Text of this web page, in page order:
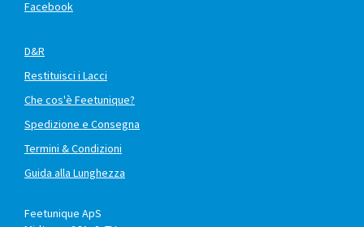
Facebook
D&R
Restituisci i Lacci
Che cos'è Feetunique?
Spedizione e Consegna
Termini & Condizioni
Guida alla Lunghezza
Feetunique ApS